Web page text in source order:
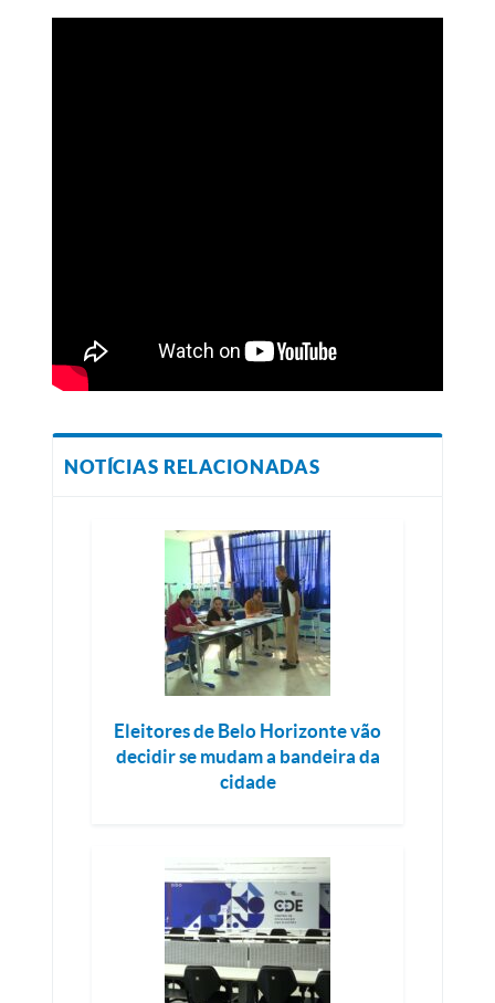
NOTÍCIAS RELACIONADAS
Eleitores de Belo Horizonte vão
decidir se mudam a bandeira da
cidade